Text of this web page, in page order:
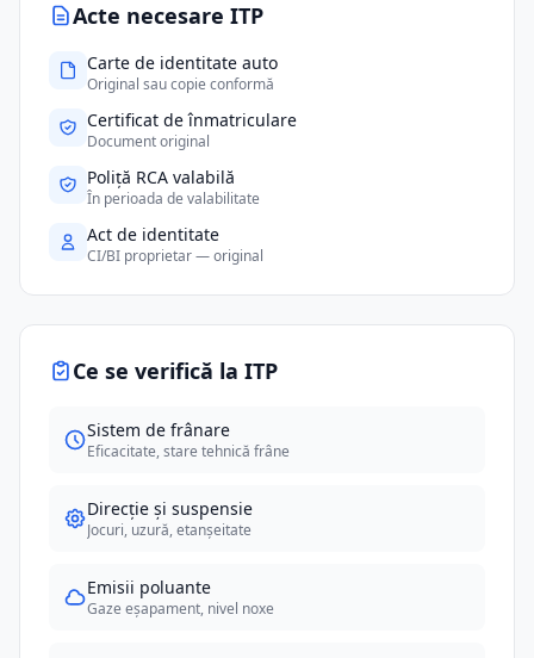
Acte necesare ITP
Carte de identitate auto
Original sau copie conformă
Certificat de înmatriculare
Document original
Poliță RCA valabilă
În perioada de valabilitate
Act de identitate
CI/BI proprietar — original
Ce se verifică la ITP
Sistem de frânare
Eficacitate, stare tehnică frâne
Direcție și suspensie
Jocuri, uzură, etanșeitate
Emisii poluante
Gaze eșapament, nivel noxe